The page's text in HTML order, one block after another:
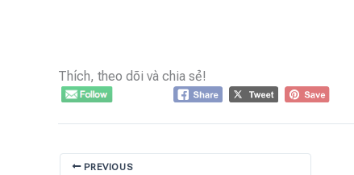
Thích, theo dõi và chia sẻ!
PREVIOUS